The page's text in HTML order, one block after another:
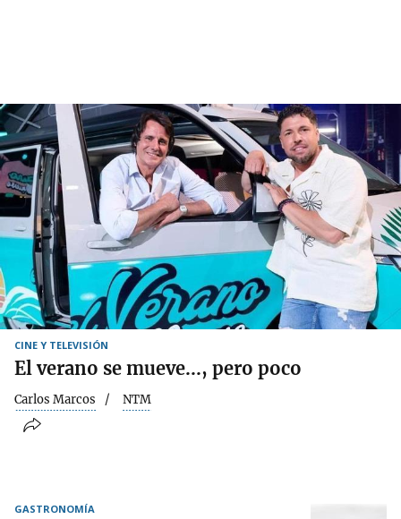
CINE Y TELEVISIÓN
El verano se mueve..., pero poco
Carlos Marcos NTM
GASTRONOMÍA